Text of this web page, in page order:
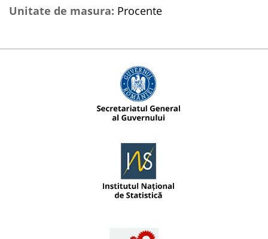
Unitate de masura: Procente